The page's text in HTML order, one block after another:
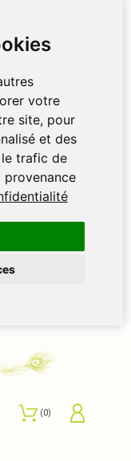
votre
site, pour
et des
trafic de
0